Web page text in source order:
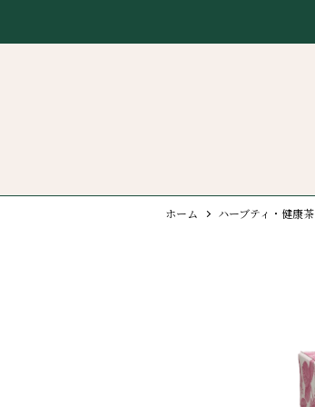
ホーム ハーブティ・健康茶